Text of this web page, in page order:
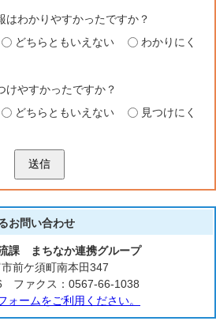
はわかりやすかったですか？
どちらともいえない
わかりにく
けやすかったですか？
どちらともいえない
見つけにく
送信
お問い合わせ
課 まちなか連携グループ
前ケ須町南本田347
ファクス：0567-66-1038
ォームをご利用ください。